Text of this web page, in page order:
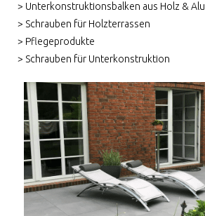
> Unterkonstruktionsbalken aus Holz & Alu
> Schrauben für Holzterrassen
> Pflegeprodukte
> Schrauben für Unterkonstruktion